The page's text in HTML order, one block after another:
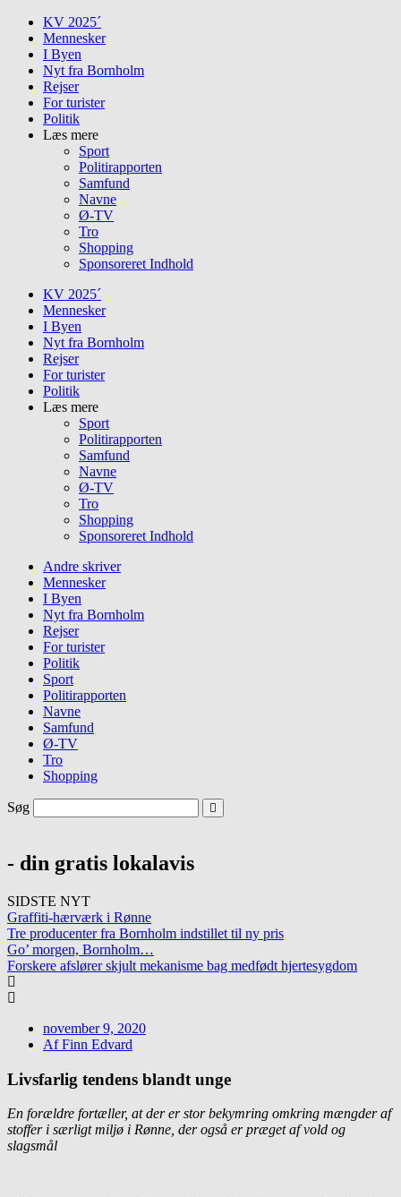
Skip
content
KV 2025´
Mennesker
I Byen
Nyt fra Bornholm
Rejser
For turister
Politik
Læs mere
Sport
Politirapporten
Samfund
Navne
Ø-TV
Tro
Shopping
Sponsoreret Indhold
KV 2025´
Mennesker
I Byen
Nyt fra Bornholm
Rejser
For turister
Politik
Læs mere
Sport
Politirapporten
Samfund
Navne
Ø-TV
Tro
Shopping
Sponsoreret Indhold
Andre skriver
Mennesker
I Byen
Nyt fra Bornholm
Rejser
For turister
Politik
Sport
Politirapporten
Navne
Samfund
Ø-TV
Tro
Shopping
Søg
- din gratis lokalavis
SIDSTE NYT
Graffiti-hærværk i Rønne
Tre producenter fra Bornholm indstillet til ny pris
Go’ morgen, Bornholm…
Forskere afslører skjult mekanisme bag medfødt hjertesygdom
november 9, 2020
AfFinn Edvard
Livsfarlig tendens blandt unge
En forældre fortæller, at der er stor bekymring omkring mængder af
stoffer i særligt miljø i Rønne, der også er præget af vold og
slagsmål